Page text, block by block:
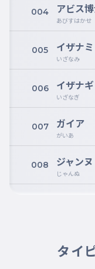
004 アビス
あびすはかせ
005 イザナミ
いざなみ
006 イザナギ
いざなぎ
007 ガイア
がいあ
008 ジャンヌ
じゃんぬ
ねここくおう
タイ